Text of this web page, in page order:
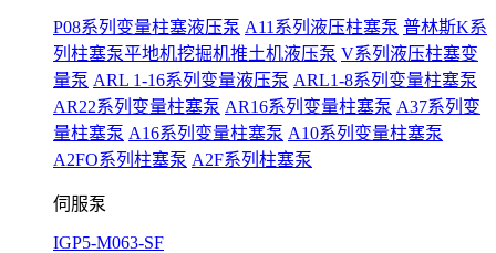
P08系列变量柱塞液压泵 A11系列液压柱塞泵 普林斯K系
列柱塞泵平地机挖掘机推土机液压泵 V系列液压柱塞变
量泵 ARL 1-16系列变量液压泵 ARL1-8系列变量柱塞泵
AR22系列变量柱塞泵 AR16系列变量柱塞泵 A37系列变
量柱塞泵 A16系列变量柱塞泵 A10系列变量柱塞泵
A2FO系列柱塞泵 A2F系列柱塞泵
伺服泵
IGP5-M063-SF